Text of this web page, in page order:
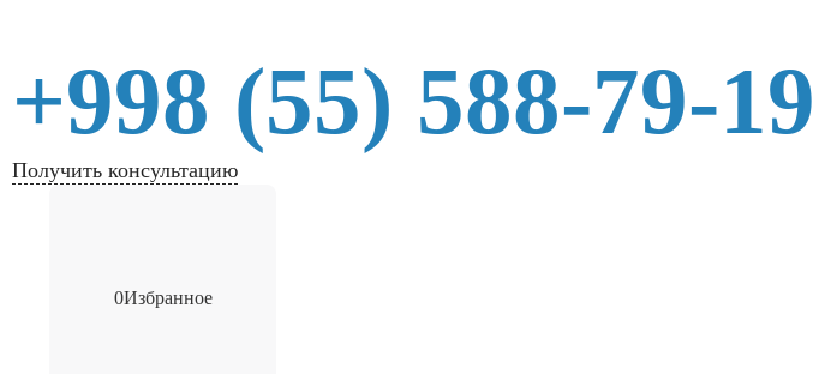
+998 (55) 588-79-19
Получить консультацию
0Избранное